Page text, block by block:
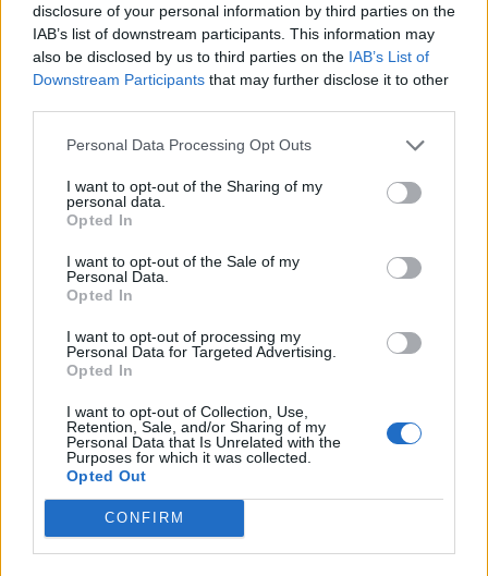
disclosure of your personal information by third parties on the
IAB’s list of downstream participants. This information may
also be disclosed by us to third parties on the IAB’s List of
Downstream Participants that may further disclose it to other
Personal Data Processing Opt Outs
I want to opt-out of the Sharing of my
personal data.
Opted In
I want to opt-out of the Sale of my
Personal Data.
Opted In
I want to opt-out of processing my
Personal Data for Targeted Advertising.
Opted In
I want to opt-out of Collection, Use,
Retention, Sale, and/or Sharing of my
Personal Data that Is Unrelated with the
Purposes for which it was collected.
Opted Out
CONFIRM
αναβάθμιση του Αεροδρομίου Πάρου
06/08/2026 - 10:23 ΟΙΚΟΝΟΜΙΑ
Υπ. Παιδείας: 168 αιτήσεις από 23 χώρες για το νέο
αγγλόφωνο πρόγραμμα Ιατρικής του Πανεπιστημίου
Πατρών
Συνάντηση συνεργασίας Ε.Β.Ε.Π. με τον υπουργό
Ανάπτυξης ενόψει ΔΕΘ
06/08/2026 - 09:52 ΟΙΚΟΝΟΜΙΑ
Ο Demis Hassabis αναλαμβάνει Πρόεδρος της
Google DeepMind και Chief Scientist της Alphabet
06/08/2026 - 09:32 ΠΡΟΣΩΠΑ
FIFA: Η «συγνώμη» προς τις 211 ομοσπονδίες-μέλη
και η στήριξη του συμβουλίου σε Ινφαντίνο
06/08/2026 - 09:25 ΑΘΛΗΤΙΣΜΟΣ
Metlen: Ρεκόρ EBITDA στο α' εξάμηνο, στα 550
εκατ. ευρώ – Καθαρά κέρδη 313 εκατ. ευρώ.